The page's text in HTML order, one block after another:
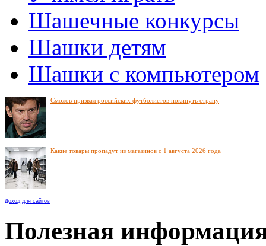
Шашечные конкурсы
Шашки детям
Шашки с компьютером
Смолов призвал российских футболистов покинуть страну
Какие товары пропадут из магазинов с 1 августа 2026 года
Доход для сайтов
Полезная